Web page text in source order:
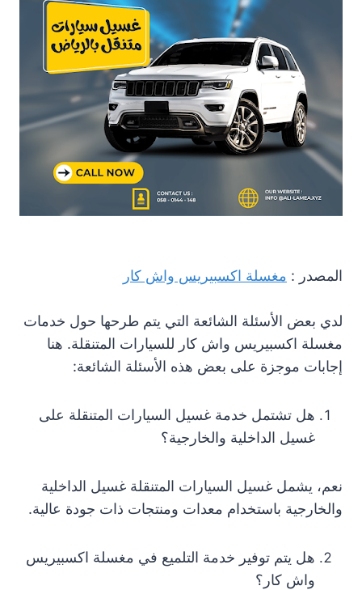
المصدر : مغسلة اكسبيريس واش كار
لدي بعض الأسئلة الشائعة التي يتم طرحها حول خدمات
مغسلة اكسبيريس واش كار للسيارات المتنقلة. هنا
إجابات موجزة على بعض هذه الأسئلة الشائعة:
هل تشتمل خدمة غسيل السيارات المتنقلة على
غسيل الداخلية والخارجية؟
نعم، يشمل غسيل السيارات المتنقلة غسيل الداخلية
والخارجية باستخدام معدات ومنتجات ذات جودة عالية.
هل يتم توفير خدمة التلميع في مغسلة اكسبيريس
واش كار؟